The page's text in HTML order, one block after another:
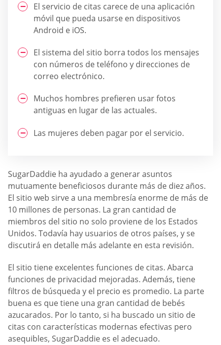
El servicio de citas carece de una aplicación
móvil que pueda usarse en dispositivos
Android e iOS.
El sistema del sitio borra todos los mensajes
con números de teléfono y direcciones de
correo electrónico.
Muchos hombres prefieren usar fotos
antiguas en lugar de las actuales.
Las mujeres deben pagar por el servicio.
SugarDaddie ha ayudado a generar asuntos
mutuamente beneficiosos durante más de diez años.
El sitio web sirve a una membresía enorme de más de
10 millones de personas. La gran cantidad de
miembros del sitio no solo proviene de los Estados
Unidos. Todavía hay usuarios de otros países, y se
discutirá en detalle más adelante en esta revisión.
El sitio tiene excelentes funciones de citas. Abarca
funciones de privacidad mejoradas. Además, tiene
filtros de búsqueda y el precio es promedio. La parte
buena es que tiene una gran cantidad de bebés
azucarados. Por lo tanto, si ha buscado un sitio de
citas con características modernas efectivas pero
asequibles, SugarDaddie es el adecuado.